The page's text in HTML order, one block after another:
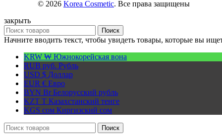
© 2026 Korea Cosmetic. Все права защищены
закрыть
Поиск
Начните вводить текст, чтобы увидеть товары, которые вы
KRW ₩ Южнокорейская вона
RUB руб. Рубль
USD $ Доллар
EUR € Евро
BYN BrБелорусский рубль
KZT T Казахстанский тенге
KGS сом Киргизский сом
Поиск